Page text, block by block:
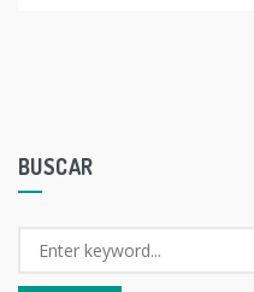
BUSCAR